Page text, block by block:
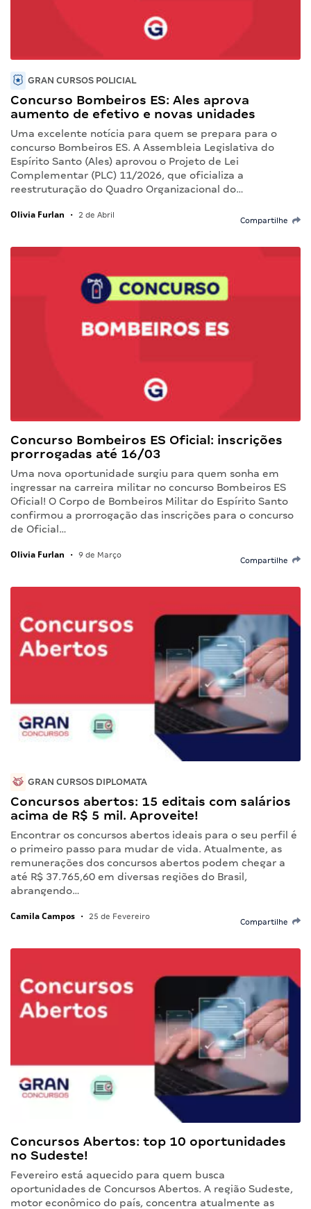
GRAN CURSOS POLICIAL
Concurso Bombeiros ES: Ales aprova
aumento de efetivo e novas unidades
Uma excelente notícia para quem se prepara para o
concurso Bombeiros ES. A Assembleia Legislativa do
Espírito Santo (Ales) aprovou o Projeto de Lei
Complementar (PLC) 11/2026, que oficializa a
reestruturação do Quadro Organizacional do…
Olivia Furlan • 2 de Abril
Compartilhe
Concurso Bombeiros ES Oficial: inscrições
prorrogadas até 16/03
Uma nova oportunidade surgiu para quem sonha em
ingressar na carreira militar no concurso Bombeiros ES
Oficial! O Corpo de Bombeiros Militar do Espírito Santo
confirmou a prorrogação das inscrições para o concurso
de Oficial…
Olivia Furlan • 9 de Março
Compartilhe
GRAN CURSOS DIPLOMATA
Concursos abertos: 15 editais com salários
acima de R$ 5 mil. Aproveite!
Encontrar os concursos abertos ideais para o seu perfil é
o primeiro passo para mudar de vida. Atualmente, as
remunerações dos concursos abertos podem chegar a
até R$ 37.765,60 em diversas regiões do Brasil,
abrangendo…
Camila Campos • 25 de Fevereiro
Compartilhe
Concursos Abertos: top 10 oportunidades
no Sudeste!
Fevereiro está aquecido para quem busca
oportunidades de Concursos Abertos. A região Sudeste,
motor econômico do país, concentra atualmente as